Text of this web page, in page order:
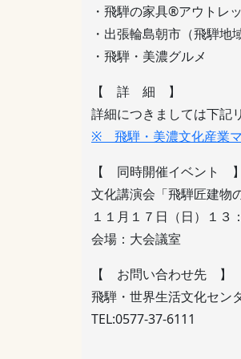
・飛騨の家具®アウトレ
・出張輪島朝市（飛騨地
・飛騨・美濃グルメ
【 詳 細 】
詳細につきましては下記
※ 飛騨・美濃文化産業マ
【 同時開催イベント 】
文化講演会「飛騨匠建物
１１月１７日（日）１３
会場：大会議室
【 お問い合わせ先 】
飛騨・世界生活文化セン
TEL:0577-37-6111